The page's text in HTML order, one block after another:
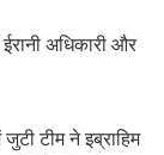
अधिकारी और
जुटी टीम ने इब्राहिम